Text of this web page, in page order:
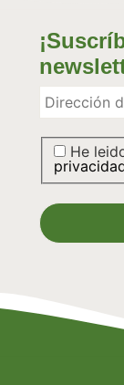
He